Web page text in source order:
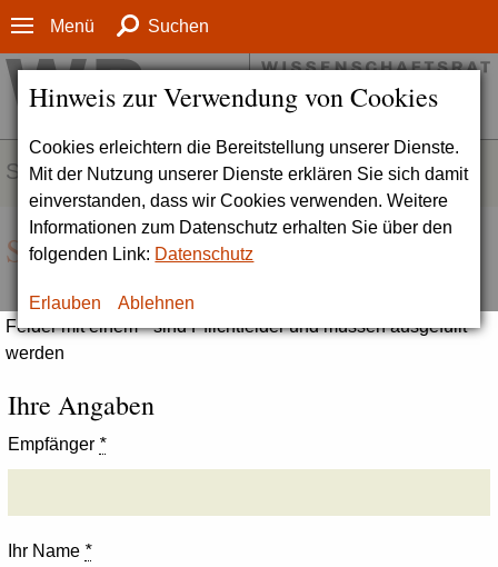
Hinweis zur Verwendung von Cookies
Cookies erleichtern die Bereitstellung unserer Dienste.
Mit der Nutzung unserer Dienste erklären Sie sich damit
einverstanden, dass wir Cookies verwenden. Weitere
Informationen zum Datenschutz erhalten Sie über den
folgenden Link: Datenschutz
Erlauben Ablehnen
Menü Suchen
SERVICE
Seite empfehlen
Felder mit einem * sind Pflichtfelder und müssen ausgefüllt
werden
Ihre Angaben
Empfänger *
Ihr Name *